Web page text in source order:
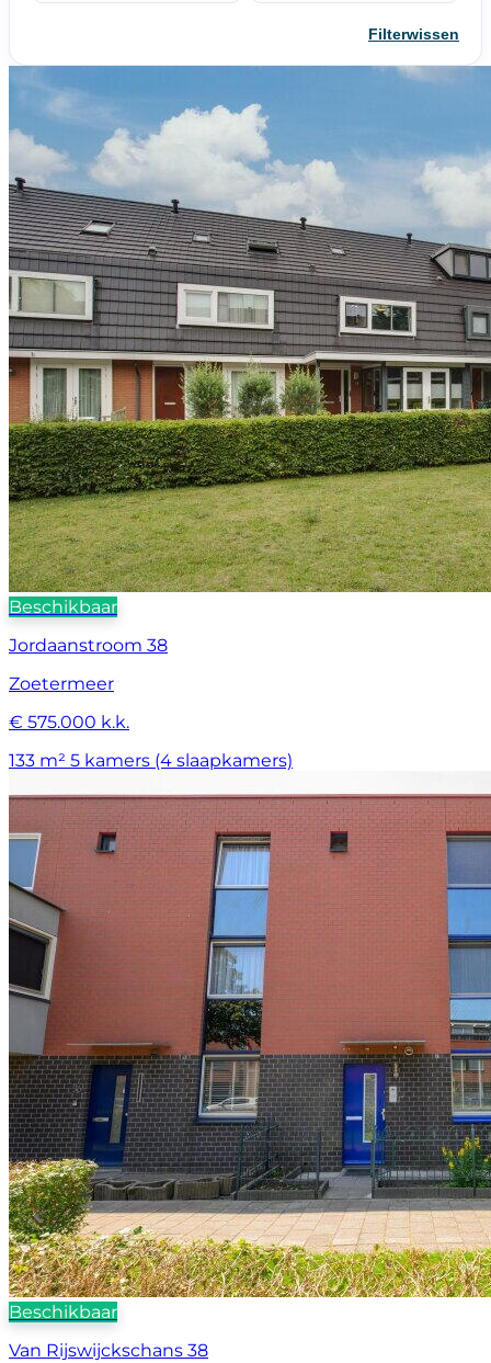
Filterwissen
Beschikbaar
Jordaanstroom 38
Zoetermeer
€ 575.000 k.k.
133 m² 5 kamers (4 slaapkamers)
Beschikbaar
Van Rijswijckschans 38